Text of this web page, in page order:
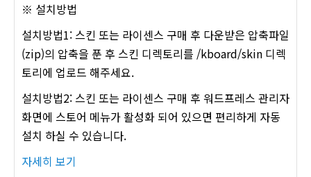
※ 설치방법
설치방법1: 스킨 또는 라이센스 구매 후 다운받은 압축파일
(zip)의 압축을 푼 후 스킨 디렉토리를 /kboard/skin 디렉
토리에 업로드 해주세요.
설치방법2: 스킨 또는 라이센스 구매 후 워드프레스 관리자
화면에 스토어 메뉴가 활성화 되어 있으면 편리하게 자동
설치 하실 수 있습니다.
자세히 보기